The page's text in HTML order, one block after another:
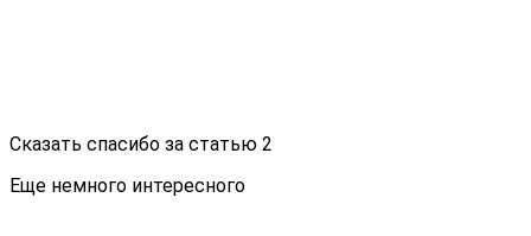
Сказать спасибо за статью 2
Еще немного интересного